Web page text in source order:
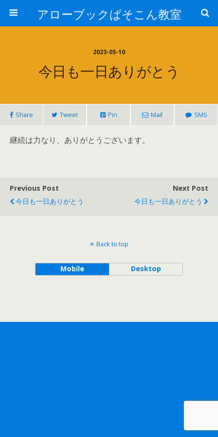
アローブックぱそこん教室
2023-05-10
今日も一日ありがとう
Share Tweet Pin Mail SMS
継続は力なり、ありがとうございます。
Previous Post
今日も一日ありがとう
Next Post
今日も一日ありがとう
Back to top
Mobile Desktop